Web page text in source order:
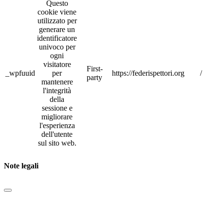
_wpfuuid
Questo
cookie viene
utilizzato per
generare un
identificatore
univoco per
ogni
visitatore
per
mantenere
l'integrità
della
sessione e
migliorare
l'esperienza
dell'utente
sul sito web.
First-
party
https://federispettori.org /
Note legali